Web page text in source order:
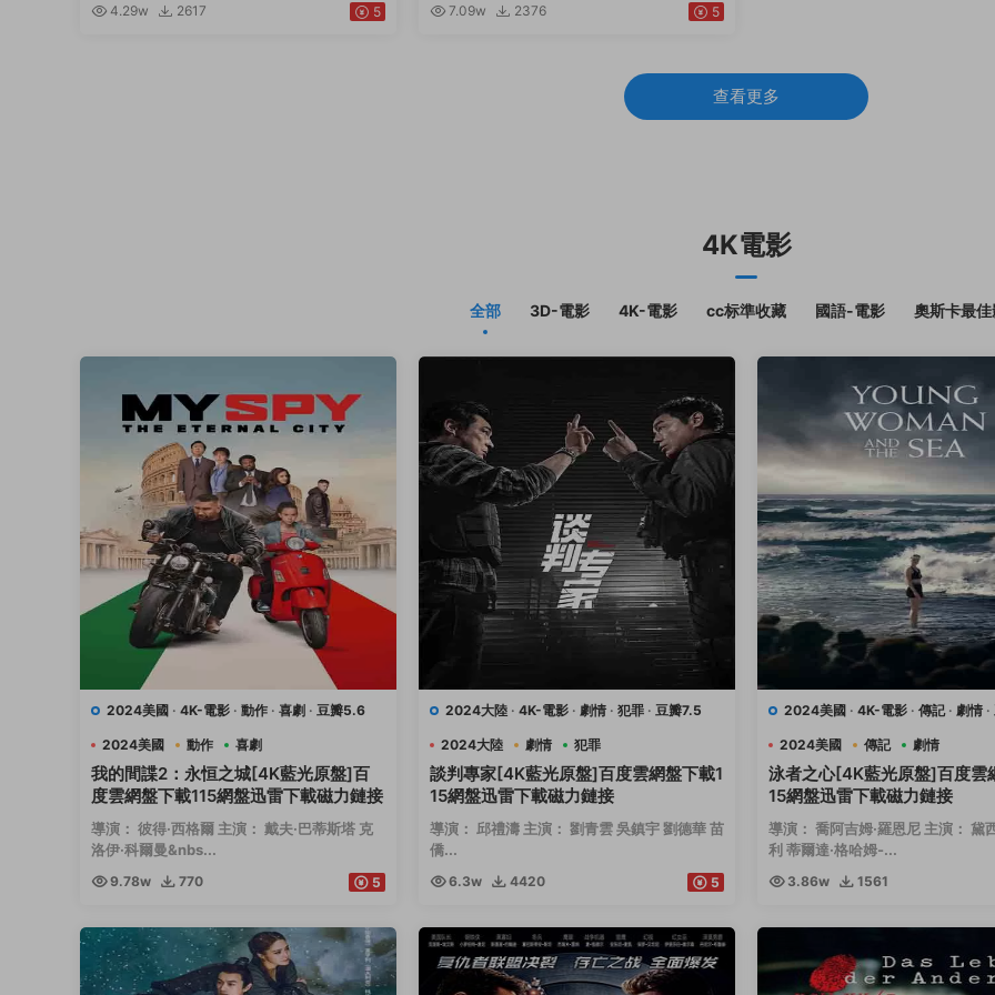
4.29w 2617 5 7.09w 2376 5
查看更多
4K電影
全部 3D-電影 4K-電影 cc标準收藏 國語-電影 奧斯卡最
2024美國 · 4K-電影 · 動作 · 喜劇 · 豆瓣5.6
2024美國 動作 喜劇
我的間諜2：永恒之城[4K藍光原盤]百
度雲網盤下載115網盤迅雷下載磁力鏈接
導演： 彼得·西格爾 主演： 戴夫·巴蒂斯塔 克
洛伊·科爾曼&nbs...
9.78w 770 5
2024大陸 · 4K-電影 · 劇情 · 犯罪 · 豆瓣7.5
2024大陸 劇情 犯罪
談判專家[4K藍光原盤]百度雲網盤下載1
15網盤迅雷下載磁力鏈接
導演： 邱禮濤 主演： 劉青雲 吳鎮宇 劉德華 苗
僑...
6.3w 4420 5
2024美國 · 4K-電影 · 傳記· 劇情 ·
2024美國
傳記 劇情
泳者之心[4K藍光原盤]百度雲
15網盤迅雷下載磁力鏈接
導演： 喬阿吉姆·羅恩尼 主演： 黛
利 蒂爾達·格哈姆-...
3.86w 1561